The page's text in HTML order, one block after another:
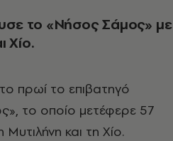
το «Νήσος Σάμος» με
Χίο.
πρωί το επιβατηγό
το οποίο μετέφερε 57
και τη Χίο.